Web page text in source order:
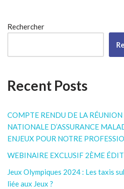
Rechercher
Recent Posts
COMPTE RENDU DE LA RÉUNION
NATIONALE D’ASSURANCE
ENJEUX POUR NOTRE
WEBINAIRE EXCLUSIF 2ÈME
Jeux Olympiques 2024 : Les taxis
liée aux Jeux ?